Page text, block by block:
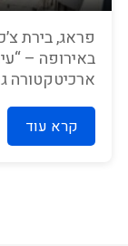
פראג, בירת
באירופה –
ארכיטקטורה
קרא עוד